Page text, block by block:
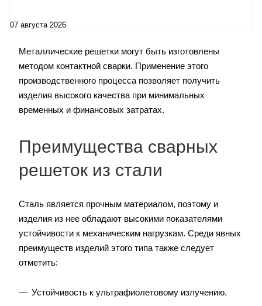
07 августа 2026
Металлические решетки могут быть изготовлены
методом контактной сварки. Применение этого
производственного процесса позволяет получить
изделия высокого качества при минимальных
временных и финансовых затратах.
Преимущества сварных
решеток из стали
Сталь является прочным материалом, поэтому и
изделия из нее обладают высокими показателями
устойчивости к механическим нагрузкам. Среди явных
преимуществ изделий этого типа также следует
отметить:
Устойчивость к ультрафиолетовому излучению.